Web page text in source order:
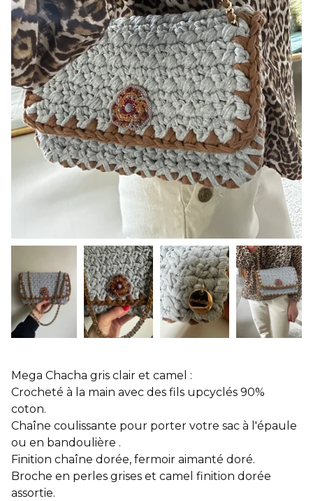
Mega Chacha gris clair et camel :
Crocheté à la main avec des fils upcyclés 90%
coton.
Chaîne coulissante pour porter votre sac à l'épaule
ou en bandoulière .
Finition chaîne dorée, fermoir aimanté doré.
Broche en perles grises et camel finition dorée
assortie.